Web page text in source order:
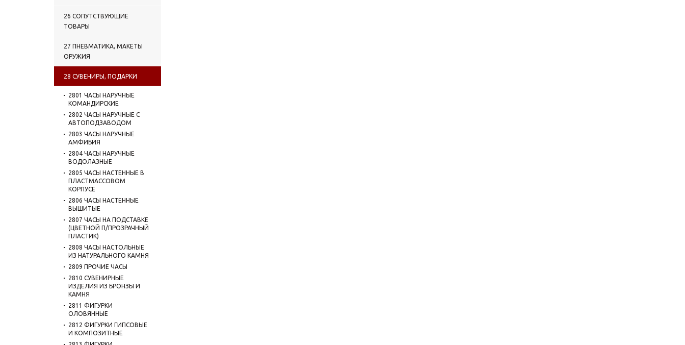
26 СОПУТСТВУЮЩИЕ
ТОВАРЫ
27 ПНЕВМАТИКА, МАКЕТЫ
ОРУЖИЯ
28 СУВЕНИРЫ, ПОДАРКИ
2801 ЧАСЫ НАРУЧНЫЕ
КОМАНДИРСКИЕ
2802 ЧАСЫ НАРУЧНЫЕ С
АВТОПОДЗАВОДОМ
2803 ЧАСЫ НАРУЧНЫЕ
АМФИБИЯ
2804 ЧАСЫ НАРУЧНЫЕ
ВОДОЛАЗНЫЕ
2805 ЧАСЫ НАСТЕННЫЕ В
ПЛАСТМАССОВОМ
КОРПУСЕ
2806 ЧАСЫ НАСТЕННЫЕ
ВЫШИТЫЕ
2807 ЧАСЫ НА ПОДСТАВКЕ
(ЦВЕТНОЙ П/ПРОЗРАЧНЫЙ
ПЛАСТИК)
2808 ЧАСЫ НАСТОЛЬНЫЕ
ИЗ НАТУРАЛЬНОГО КАМНЯ
2809 ПРОЧИЕ ЧАСЫ
2810 СУВЕНИРНЫЕ
ИЗДЕЛИЯ ИЗ БРОНЗЫ И
КАМНЯ
2811 ФИГУРКИ
ОЛОВЯННЫЕ
2812 ФИГУРКИ ГИПСОВЫЕ
И КОМПОЗИТНЫЕ